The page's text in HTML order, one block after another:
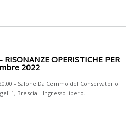
OPERISTICHE PER
2022
– Salone Da Cemmo del Conservatorio
1, Brescia – Ingresso libero.